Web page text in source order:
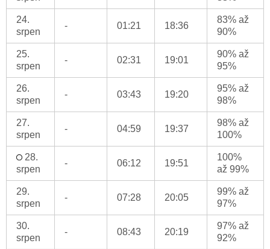
24.
srpen
- 01:21 18:36
83% až
90%
25.
srpen
- 02:31 19:01
90% až
95%
26.
srpen
- 03:43 19:20
95% až
98%
27.
srpen
- 04:59 19:37
98% až
100%
28.
srpen
- 06:12 19:51
100%
až 99%
29.
srpen
- 07:28 20:05
99% až
97%
30.
srpen
- 08:43 20:19
97% až
92%